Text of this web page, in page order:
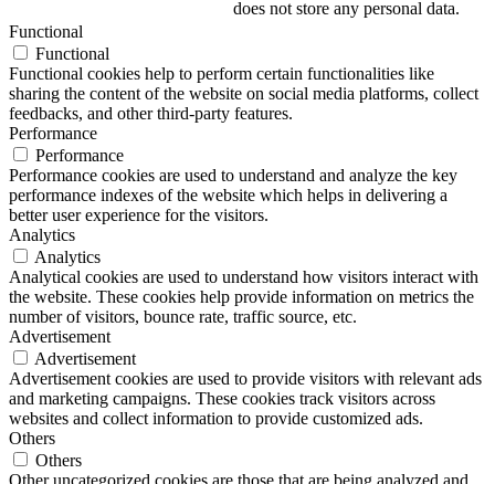
does not store any personal data.
Functional
Functional
Functional cookies help to perform certain functionalities like
sharing the content of the website on social media platforms, collect
feedbacks, and other third-party features.
Performance
Performance
Performance cookies are used to understand and analyze the key
performance indexes of the website which helps in delivering a
better user experience for the visitors.
Analytics
Analytics
Analytical cookies are used to understand how visitors interact with
the website. These cookies help provide information on metrics the
number of visitors, bounce rate, traffic source, etc.
Advertisement
Advertisement
Advertisement cookies are used to provide visitors with relevant ads
and marketing campaigns. These cookies track visitors across
websites and collect information to provide customized ads.
Others
Others
Other uncategorized cookies are those that are being analyzed and